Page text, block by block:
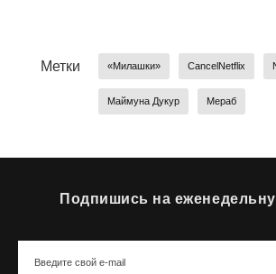
Метки «Милашки» CancelNetflix
Маймуна Дукур Мераб
Подпишись на